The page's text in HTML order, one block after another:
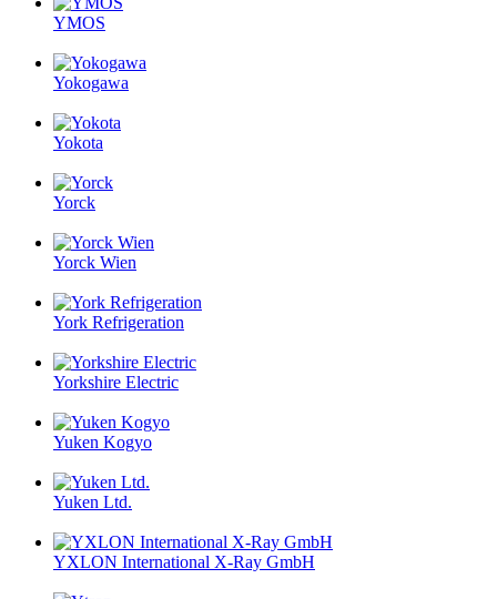
YMOS
Yokogawa
Yokota
Yorck
Yorck Wien
York Refrigeration
Yorkshire Electric
Yuken Kogyo
Yuken Ltd.
YXLON International X-Ray GmbH